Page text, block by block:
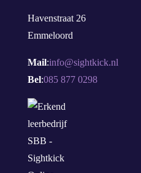
Havenstraat 26
Emmeloord
Mail:info@sightkick.nl
Bel:085 877 0298